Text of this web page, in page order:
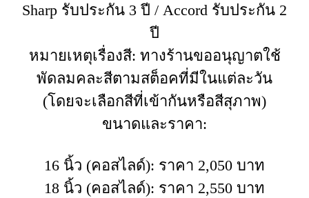
Sharp รับประกัน 3 ปี / Accord รับประกัน 2
ปี
หมายเหตุเรื่องสี: ทางร้านขออนุญาตใช้
พัดลมคละสีตามสต็อคที่มีในแต่ละวัน
(โดยจะเลือกสีที่เข้ากันหรือสีสุภาพ)
ขนาดและราคา:
16 นิ้ว (คอสไลด์): ราคา 2,050 บาท
18 นิ้ว (คอสไลด์): ราคา 2,550 บาท